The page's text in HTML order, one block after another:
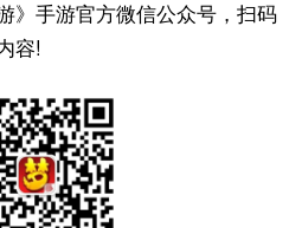
手游官方微信公众号，扫码
容!